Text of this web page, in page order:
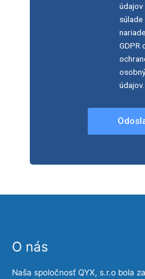
údajov
súlade
GDPR
údajov.
O nás
Naša spoločnosť QYX, s.r.o bola